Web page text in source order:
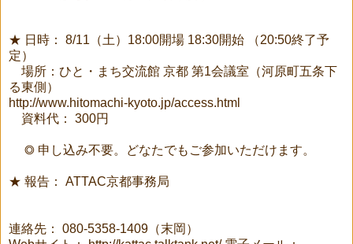
★ 日時： 8/11（土）18:00開場 18:30開始 （20:50終了予
定）
場所：ひと・まち交流館 京都 第1会議室（河原町五条下
る東側）
http://www.hitomachi-kyoto.jp/access.html
資料代： 300円
◎ 申し込み不要。どなたでもご参加いただけます。
★ 報告： ATTAC京都事務局
連絡先： 080-5358-1409（末岡）